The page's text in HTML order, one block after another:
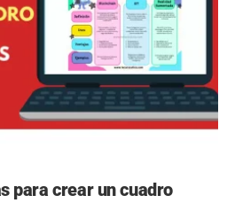
para crear un cuadro